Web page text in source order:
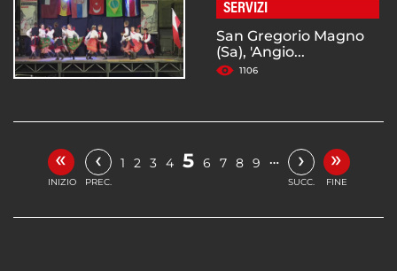
SERVIZI
San Gregorio Magno
(Sa), 'Angio...
1106
«
INIZIO
‹
PREC.
1 2 3 4 5 6 7 8 9 … ›
SUCC.
»
FINE